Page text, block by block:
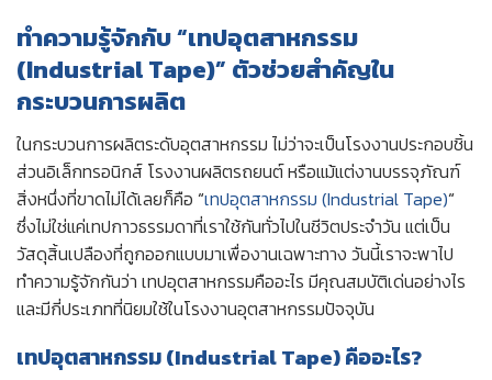
ทำความรู้จักกับ “เทปอุตสาหกรรม
(Industrial Tape)” ตัวช่วยสำคัญใน
กระบวนการผลิต
ในกระบวนการผลิตระดับอุตสาหกรรม ไม่ว่าจะเป็นโรงงานประกอบชิ้น
ส่วนอิเล็กทรอนิกส์ โรงงานผลิตรถยนต์ หรือแม้แต่งานบรรจุภัณฑ์
สิ่งหนึ่งที่ขาดไม่ได้เลยก็คือ “เทปอุตสาหกรรม (Industrial Tape)“
ซึ่งไม่ใช่แค่เทปกาวธรรมดาที่เราใช้กันทั่วไปในชีวิตประจำวัน แต่เป็น
วัสดุสิ้นเปลืองที่ถูกออกแบบมาเพื่องานเฉพาะทาง วันนี้เราจะพาไป
ทำความรู้จักกันว่า เทปอุตสาหกรรมคืออะไร มีคุณสมบัติเด่นอย่างไร
และมีกี่ประเภทที่นิยมใช้ในโรงงานอุตสาหกรรมปัจจุบัน
เทปอุตสาหกรรม (Industrial Tape) คืออะไร?